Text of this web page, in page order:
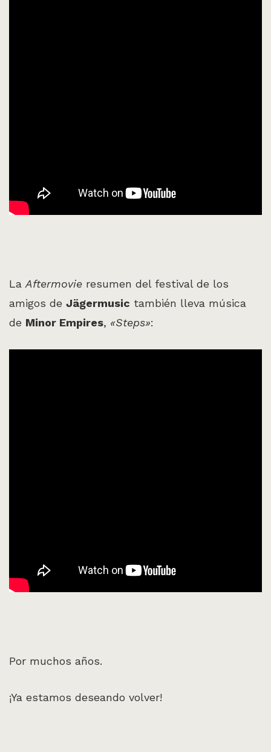
LaAftermovie resumen del festival de los
amigos de Jägermusic también lleva música
de Minor Empires, «Steps»:
Por muchos años.
¡Ya estamos deseando volver!